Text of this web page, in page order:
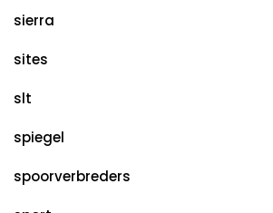
sierra
sites
slt
spiegel
spoorverbreders